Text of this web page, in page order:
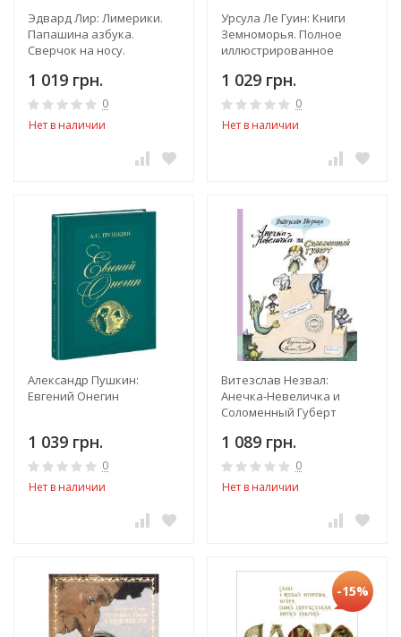
Эдвард Лир: Лимерики.
Папашина азбука.
Сверчок на носу.
1 019 грн.
0
Нет в наличии
Урсула Ле Гуин: Книги
Земноморья. Полное
иллюстрированное
1 029 грн.
0
Нет в наличии
Александр Пушкин:
Евгений Онегин
1 039 грн.
0
Нет в наличии
Витезслав Незвал:
Анечка-Невеличка и
Соломенный Губерт
1 089 грн.
0
Нет в наличии
-15%